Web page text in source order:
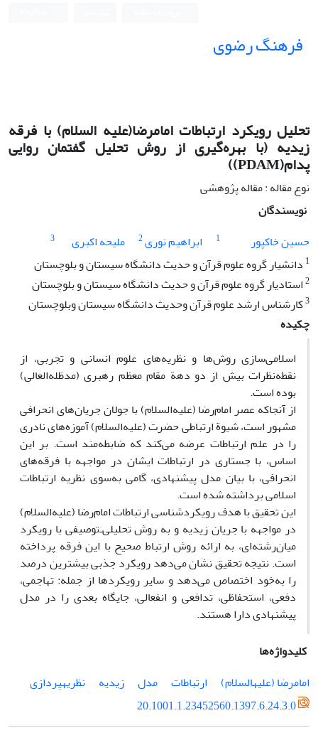
فرهنگ رضوی
تحلیل رویکرد ارتباطات امام‎رضا(علیه السلام) با فرقه
زیدیه (با بهره‌گیری از روش تحلیل گفتمان روایی
پدام(PDAM))
نوع مقاله : مقاله پژوهشی
نویسندگان
حسین خاکپور
1 ابراهیم نوری2 ملیحه اکبری
3
1 دانشیار گروه علوم قرآن و حدیث دانشگاه سیستان و بلوچستان
2استادیار گروه علوم قرآن و حدیث دانشگاه سیستان و بلوچستان
3کارشناس ارشد علوم قرآن وحدیث دانشگاه سیستان وبلوچستان
چکیده
اسلامیسازی روشها و نظریههای علوم انسانی و تجربی، از
نقطهنظرات بیش از دو دهة مقام معظم رهبری (مدظلهالعالی)
بوده است.
از آنجاکه عصر امامرضا (علیهالسلام) با جولان جریانهای انحرافی
مشهور است، شیوة ارتباطی حضرت (علیهالسلام) آموزههای نادری
را در علم ارتباطات عرضه میکند که ضابطهمند است. بر این
اساس، با جستاری در ارتباطات ایشان در مواجهه با فرقههای
انحرافی، با بیان مدل پیشنهادی، گامی بهسوی نظریه ارتباطات
اسلامی برداشته شده است.
این تحقیق با هدف رویکردشناسی ارتباطات امامرضا (علیهالسلام)
در مواجهه با جریان زیدیه و به روش تحلیلیـتوصیفی با رویکرد
میانرشتهای، به ارائه روش ارتباط صحیح با این فرقه پرداخته
است. نتیجه تحقیق نشان میدهد رویکرد جذبی بیشترین درصد
را بهخود اختصاص میدهد و سایر رویکردها از جمله: تهاجمی،
دفعی، استحفاظی، تدافعی و انفعالی، جایگاه بعدی را در مدل
پیشنهادی دارا هستند.
کلیدواژه‌ها
امام‎رضا (علیه‎السلام)
ارتباطات مدل زیدیه
نظریه‎پردازی
20.1001.1.23452560.1397.6.24.3.0